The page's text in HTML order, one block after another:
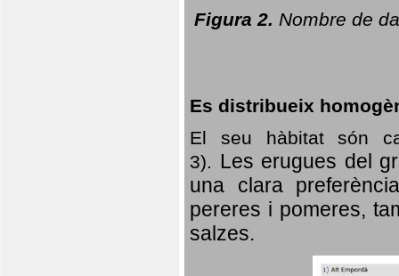
Figura 2. Nombre de
Es distribueix
El seu hàbitat són
3). Les erugues del
una clara
pereres i pomeres,
salzes.